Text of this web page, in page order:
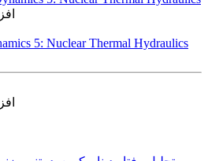
5: Nuclear Thermal Hydraulics